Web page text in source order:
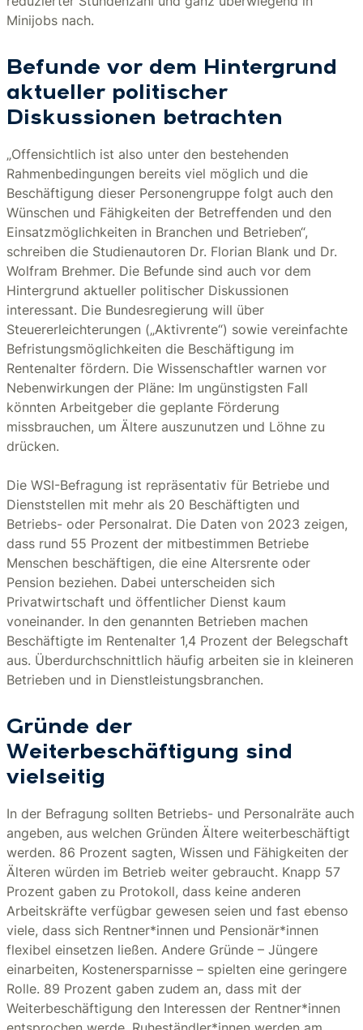
Minijobs nach.
Befunde vor dem Hintergrund
aktueller politischer
Diskussionen betrachten
„Offensichtlich ist also unter den bestehenden
Rahmenbedingungen bereits viel möglich und die
Beschäftigung dieser Personengruppe folgt auch den
Wünschen und Fähigkeiten der Betreffenden und den
Einsatzmöglichkeiten in Branchen und Betrieben“,
schreiben die Studienautoren Dr. Florian Blank und Dr.
Wolfram Brehmer. Die Befunde sind auch vor dem
Hintergrund aktueller politischer Diskussionen
interessant. Die Bundesregierung will über
Steuererleichterungen („Aktivrente“) sowie vereinfachte
Befristungsmöglichkeiten die Beschäftigung im
Rentenalter fördern. Die Wissenschaftler warnen vor
Nebenwirkungen der Pläne: Im ungünstigsten Fall
könnten Arbeitgeber die geplante Förderung
missbrauchen, um Ältere auszunutzen und Löhne zu
drücken.
Die WSI-Befragung ist repräsentativ für Betriebe und
Dienststellen mit mehr als 20 Beschäftigten und
Betriebs- oder Personalrat. Die Daten von 2023 zeigen,
dass rund 55 Prozent der mitbestimmen Betriebe
Menschen beschäftigen, die eine Altersrente oder
Pension beziehen. Dabei unterscheiden sich
Privatwirtschaft und öffentlicher Dienst kaum
voneinander. In den genannten Betrieben machen
Beschäftigte im Rentenalter 1,4 Prozent der Belegschaft
aus. Überdurchschnittlich häufig arbeiten sie in kleineren
Betrieben und in Dienstleistungsbranchen.
Gründe der
Weiterbeschäftigung sind
vielseitig
In der Befragung sollten Betriebs- und Personalräte auch
angeben, aus welchen Gründen Ältere weiterbeschäftigt
werden. 86 Prozent sagten, Wissen und Fähigkeiten der
Älteren würden im Betrieb weiter gebraucht. Knapp 57
Prozent gaben zu Protokoll, dass keine anderen
Arbeitskräfte verfügbar gewesen seien und fast ebenso
viele, dass sich Rentner*innen und Pensionär*innen
flexibel einsetzen ließen. Andere Gründe – Jüngere
einarbeiten, Kostenersparnisse – spielten eine geringere
Rolle. 89 Prozent gaben zudem an, dass mit der
Weiterbeschäftigung den Interessen der Rentner*innen